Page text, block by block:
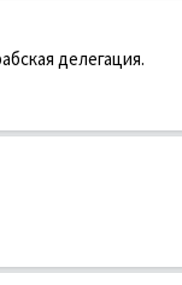
делегация.